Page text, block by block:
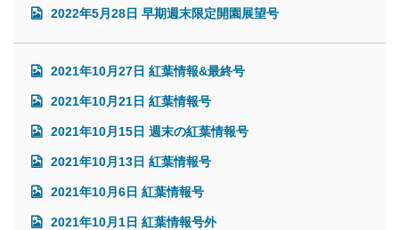
2022年5月28日 早期週末限定開園展望号
2021年10月27日 紅葉情報&最終号
2021年10月21日 紅葉情報号
2021年10月15日 週末の紅葉情報号
2021年10月13日 紅葉情報号
2021年10月6日 紅葉情報号
2021年10月1日 紅葉情報号外